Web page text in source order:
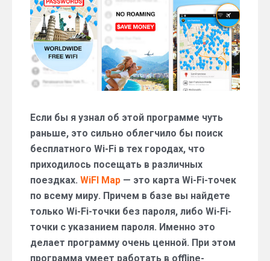
найти
доступный
Wi-
Fi
в
любом
городе
Если бы я узнал об этой программе чуть
раньше, это сильно облегчило бы поиск
бесплатного Wi-Fi в тех городах, что
приходилось посещать в различных
поездках. WiFI Map — это карта Wi-Fi-точек
по всему миру. Причем в базе вы найдете
только Wi-Fi-точки без пароля, либо Wi-Fi-
точки с указанием пароля. Именно это
делает программу очень ценной. При этом
программа умеет работать в offline-